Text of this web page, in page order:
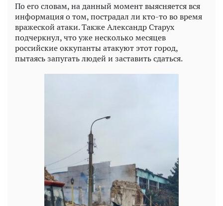
По его словам, на данный момент выясняется вся
информация о том, пострадал ли кто-то во время
вражеской атаки. Также Александр Старух
подчеркнул, что уже несколько месяцев
российские оккупанты атакуют этот город,
пытаясь запугать людей и заставить сдаться.